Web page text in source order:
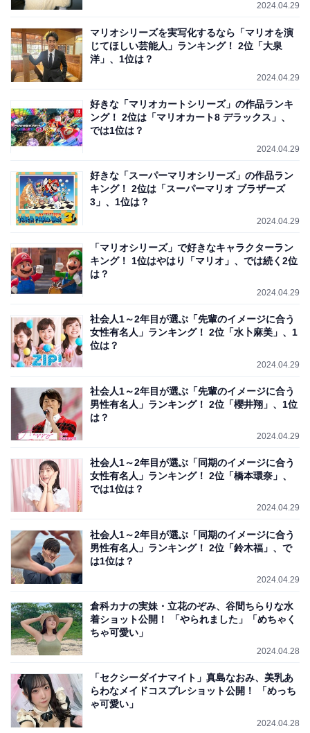
2024.04.29
マリオシリーズを実写化するなら「マリオを演
じてほしい芸能人」ランキング！ 2位「大泉
洋」、1位は？
2024.04.29
好きな「マリオカートシリーズ」の作品ランキ
ング！ 2位は「マリオカート8 デラックス」、
では1位は？
2024.04.29
好きな「スーパーマリオシリーズ」の作品ラン
キング！ 2位は「スーパーマリオ ブラザーズ
3」、1位は？
2024.04.29
「マリオシリーズ」で好きなキャラクターラン
キング！ 1位はやはり「マリオ」、では続く2位
は？
2024.04.29
社会人1～2年目が選ぶ「先輩のイメージに合う
女性有名人」ランキング！ 2位「水卜麻美」、1
位は？
2024.04.29
社会人1～2年目が選ぶ「先輩のイメージに合う
男性有名人」ランキング！ 2位「櫻井翔」、1位
は？
2024.04.29
社会人1～2年目が選ぶ「同期のイメージに合う
女性有名人」ランキング！ 2位「橋本環奈」、
では1位は？
2024.04.29
社会人1～2年目が選ぶ「同期のイメージに合う
男性有名人」ランキング！ 2位「鈴木福」、で
は1位は？
2024.04.29
倉科カナの実妹・立花のぞみ、谷間ちらりな水
着ショット公開！ 「やられました」「めちゃく
ちゃ可愛い」
2024.04.28
「セクシーダイナマイト」真島なおみ、美乳あ
らわなメイドコスプレショット公開！ 「めっち
ゃ可愛い」
2024.04.28